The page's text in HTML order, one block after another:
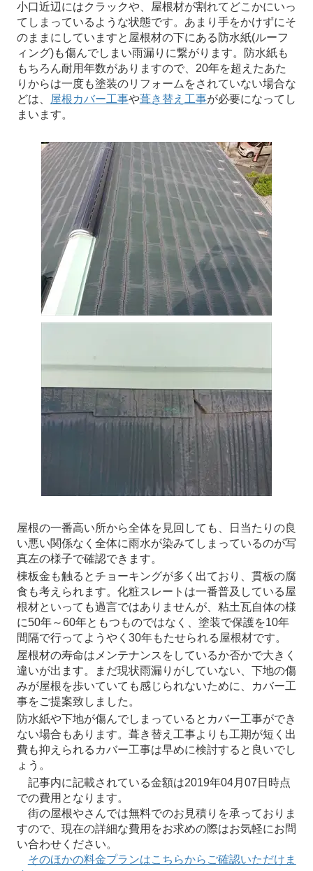
小口近辺にはクラックや、屋根材が割れてどこかにいっ
てしまっているような状態です。あまり手をかけずにそ
のままにしていますと屋根材の下にある防水紙(ルーフ
ィング)も傷んでしまい雨漏りに繋がります。防水紙も
もちろん耐用年数がありますので、20年を超えたあた
りからは一度も塗装のリフォームをされていない場合な
どは、
屋根カバー工事や葺き替え工事が必要になってし
まいます。
屋根の一番高い所から全体を見回しても、日当たりの良
い悪い関係なく全体に雨水が染みてしまっているのが写
真左の様子で確認できます。
棟板金も触るとチョーキングが多く出ており、貫板の腐
食も考えられます。化粧スレートは一番普及している屋
根材といっても過言ではありませんが、粘土瓦自体の様
に50年～60年ともつものではなく、塗装で保護を10年
間隔で行ってようやく30年もたせられる屋根材です。
屋根材の寿命はメンテナンスをしているか否かで大きく
違いが出ます。まだ現状雨漏りがしていない、下地の傷
みが屋根を歩いていても感じられないために、カバー工
事をご提案致しました。
防水紙や下地が傷んでしまっているとカバー工事ができ
ない場合もあります。葺き替え工事よりも工期が短く出
費も抑えられるカバー工事は早めに検討すると良いでし
ょう。
記事内に記載されている金額は2019年04月07日時点
での費用となります。
街の屋根やさんでは無料でのお見積りを承っておりま
すので、現在の詳細な費用をお求めの際はお気軽にお問
い合わせください。
そのほかの料金プランはこちらからご確認いただけま